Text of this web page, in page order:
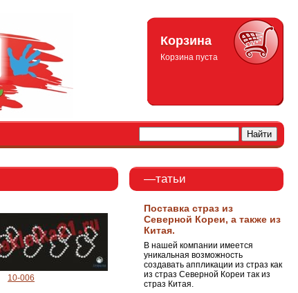
Корзина
Корзина пуста
10-006
—татьи
Поставка страз из
Северной Кореи, а также из
Китая.
В нашей компании имеется
уникальная возможность
создавать аппликации из страз как
из страз Северной Кореи так из
страз Китая.